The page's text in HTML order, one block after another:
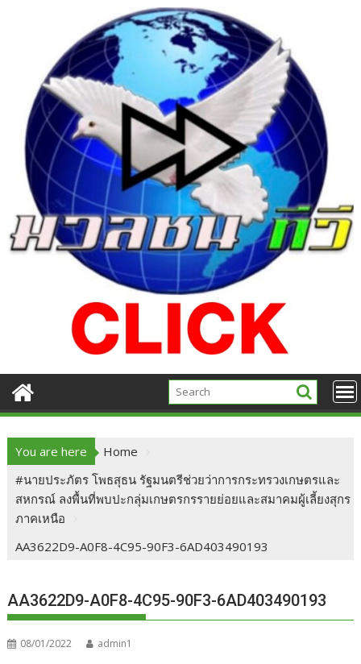
You are here
Home
#นายประภัตร โพธสุธน รัฐมนตรีช่วยว่าการกระทรวงเกษตรและ
สหกรณ์ ลงพื้นที่พบปะกลุ่มเกษตรกรรายย่อยและสมาคมผู้เลี้ยงสุกร
ภาคเหนือ
AA3622D9-A0F8-4C95-90F3-6AD403490193
AA3622D9-A0F8-4C95-90F3-6AD403490193
08/01/2022 admin1